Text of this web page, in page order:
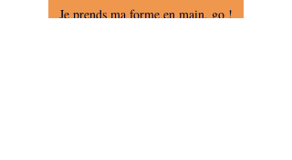
Je prends ma forme en main, go !